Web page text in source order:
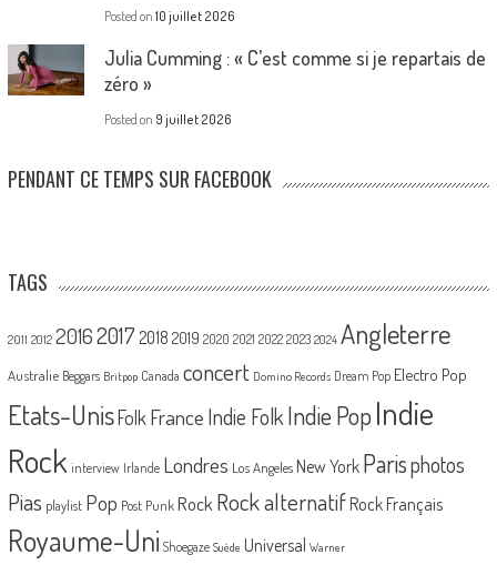
Posted on 10 juillet 2026
Julia Cumming : « C’est comme si je repartais de
zéro »
Posted on 9 juillet 2026
PENDANT CE TEMPS SUR FACEBOOK
TAGS
2011 2012 20162017 2018 2019 2020 2021 2022 2023 2024 Angleterre
Australie Beggars Britpop Canada concert Domino Records Dream Pop Electro Pop
Etats-UnisFolk France Indie FolkIndie PopIndie
Rock interview Irlande Londres Los Angeles New York Parisphotos
Pias playlist Pop Post Punk Rock Rock alternatif Rock Français
Royaume-Uni Shoegaze Suède Universal Warner